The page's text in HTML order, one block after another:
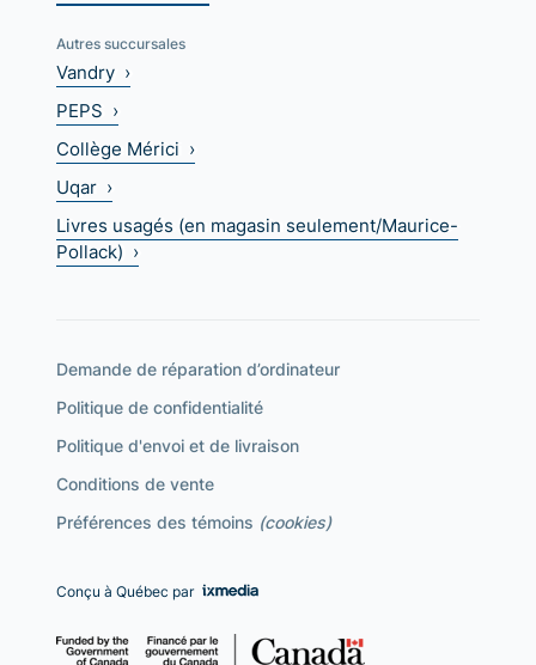
Autres succursales
Vandry ›
PEPS ›
Collège Mérici ›
Uqar ›
Livres usagés (en magasin seulement/Maurice-
Pollack) ›
Demande de réparation d’ordinateur
Politique de confidentialité
Politique d'envoi et de livraison
Conditions de vente
Préférences des témoins (cookies)
Conçu à Québec par